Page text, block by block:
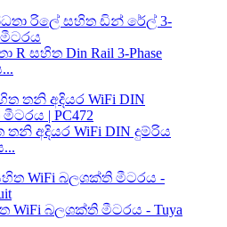
සහිත Din Rail 3-Phase
අදියර WiFi DIN දුම්රිය
බලශක්ති මීටරය - Tuya